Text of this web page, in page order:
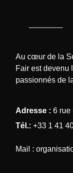
Au cœur de la
Fair est devenu
passionnés de
Adresse : 6 rue
Tél.: +33 1 41
Mail :